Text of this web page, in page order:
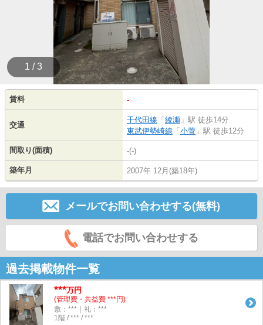
1 / 3
賃料 -
交通
千代田線 「 綾瀬 」駅 徒歩14分
東武伊勢崎線 「 小菅 」駅 徒歩12分
間取り(面積) -(-)
築年月 2007年 12月(築18年)
メールでお問い合わせする(無料)
電話でお問い合わせする
過去掲載物件一覧
***万円
(管理費・共益費 ***円)
敷：***｜礼：***
1階 / *** / ***